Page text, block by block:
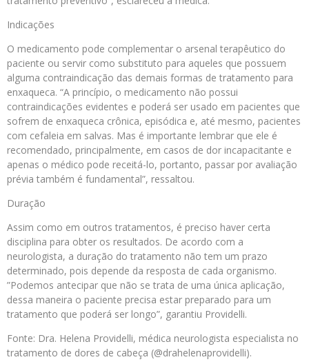
Indicações
O medicamento pode complementar o arsenal terapêutico do
paciente ou servir como substituto para aqueles que possuem
alguma contraindicação das demais formas de tratamento para
enxaqueca. “A princípio, o medicamento não possui
contraindicações evidentes e poderá ser usado em pacientes que
sofrem de enxaqueca crônica, episódica e, até mesmo, pacientes
com cefaleia em salvas. Mas é importante lembrar que ele é
recomendado, principalmente, em casos de dor incapacitante e
apenas o médico pode receitá-lo, portanto, passar por avaliação
prévia também é fundamental”, ressaltou.
Duração
Assim como em outros tratamentos, é preciso haver certa
disciplina para obter os resultados. De acordo com a
neurologista, a duração do tratamento não tem um prazo
determinado, pois depende da resposta de cada organismo.
”Podemos antecipar que não se trata de uma única aplicação,
dessa maneira o paciente precisa estar preparado para um
tratamento que poderá ser longo”, garantiu Providelli.
Fonte: Dra. Helena Providelli, médica neurologista especialista no
tratamento de dores de cabeça (@drahelenaprovidelli).